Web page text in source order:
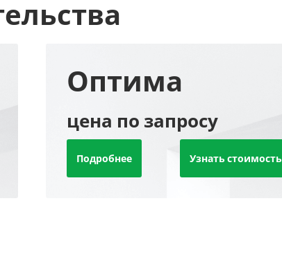
Оптима
цена по запросу
Подробнее Узнать стоимость